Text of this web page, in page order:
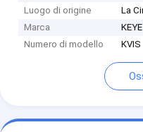
Luogo di origine
La
Marca
KEYE
Numero di modello
KVIS